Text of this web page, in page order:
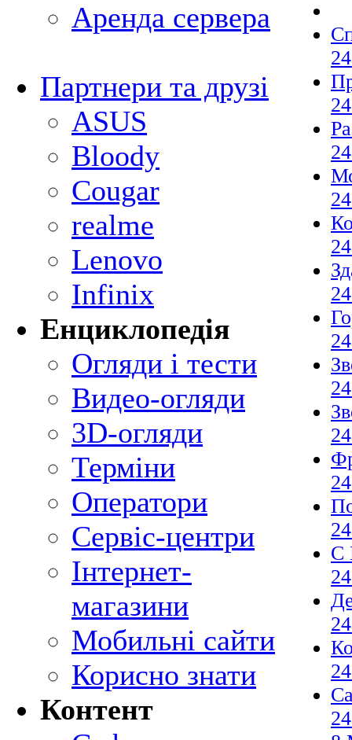
Аренда сервера
Партнери та друзі
ASUS
Bloody
Cougar
realme
Lenovo
Infinix
Енциклопедія
Огляди і тести
Видео-огляди
3D-огляди
Терміни
Оператори
Сервіс-центри
Інтернет-
магазини
Мобильні сайти
Корисно знати
Контент
С